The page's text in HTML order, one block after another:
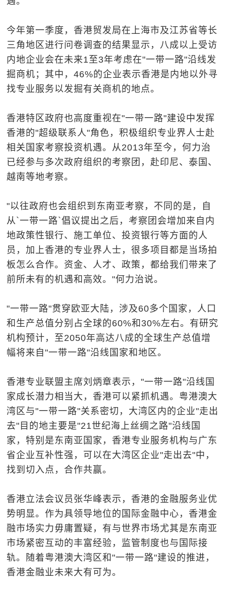
今年第一季度，香港贸发局在上海市及江苏省等长
三角地区进行问卷调查的结果显示，八成以上受访
内地企业会在未来1至3年考虑在"一带一路"沿线发
掘商机；其中，46%的企业表示香港是内地以外寻
找专业服务以发掘有关商机的地点。
香港特区政府也高度重视在"一带一路"建设中发挥
香港的"超级联系人"角色，积极组织专业界人士赴
相关国家考察投资机遇。从2013年至今，何力治
已经参与多次政府组织的考察团，赴印尼、泰国、
越南等地考察。
"以往政府也会组织到东南亚考察，不同的是，自
从`一带一路`倡议提出之后，考察团会增加来自内
地政策性银行、施工单位、投资银行等方面的人
员，加上香港的专业界人士，很多项目都是当场拍
板怎么合作。资金、人才、政策，都给我们带来了
前所未有的机遇和高效。"何力治说。
"一带一路"贯穿欧亚大陆，涉及60多个国家，人口
和生产总值分别占全球的60%和30%左右。有研究
机构预计，至2050年高达八成的全球生产总值增
幅将来自"一带一路"沿线国家和地区。
香港专业联盟主席刘炳章表示，"一带一路"沿线国
家成长潜力相当大，香港可以紧抓机遇。粤港澳大
湾区与"一带一路"关系密切，大湾区内的企业"走出
去"目的地主要是"21世纪海上丝绸之路"沿线国
家，特别是东南亚国家，香港专业服务机构与广东
省企业互补性强，可以在大湾区企业"走出去"中，
找到切入点，合作共赢。
香港立法会议员张华峰表示，香港的金融服务业优
势明显。作为具领导地位的国际金融中心，香港金
融市场实力毋庸置疑，有与世界市场尤其是东南亚
市场紧密互动的丰富经验，监管制度也与国际接
轨。随着粤港澳大湾区和"一带一路"建设的推进，
香港金融业未来大有可为。